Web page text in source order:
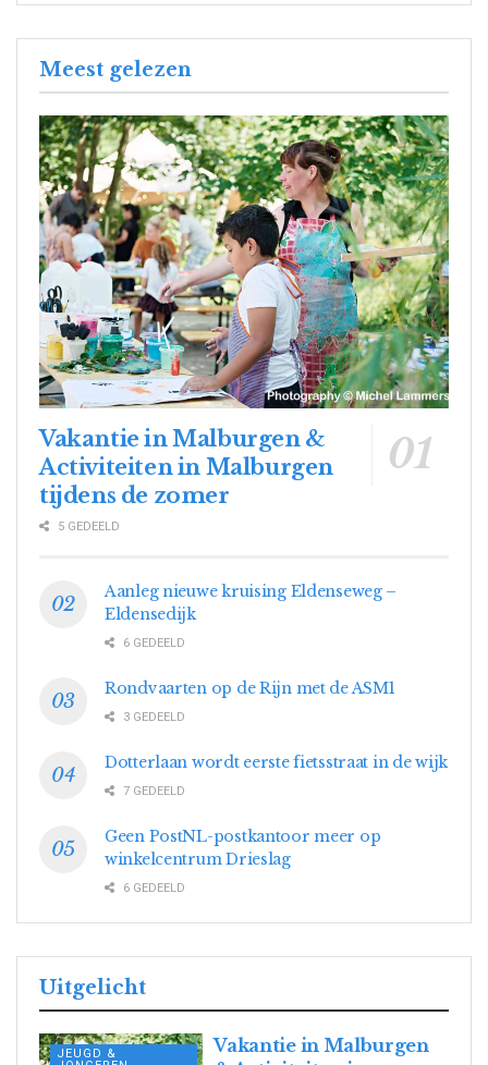
Meest gelezen
Vakantie in Malburgen &
Activiteiten in Malburgen
tijdens de zomer
5 GEDEELD
Aanleg nieuwe kruising Eldenseweg –
Eldensedijk
6 GEDEELD
Rondvaarten op de Rijn met de ASM1
3 GEDEELD
Dotterlaan wordt eerste fietsstraat in de wijk
7 GEDEELD
Geen PostNL-postkantoor meer op
winkelcentrum Drieslag
6 GEDEELD
Uitgelicht
JEUGD &
Vakantie in Malburgen